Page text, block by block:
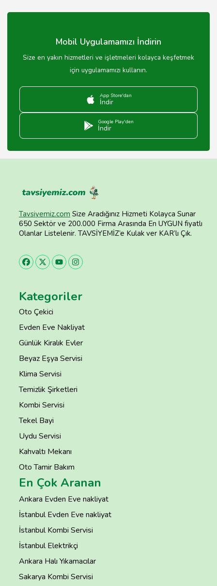
genellikle 20-50 TL arasında değişmektedir.
Mobil Uygulamamızı İndirin
Size en yakın hizmetleri ve işletmeleri kolayca keşfetmek
için uygulamamızı kullanın.
App Store'dan
İndir
Google Play'den
İndir
Tavsiyemiz.com Size Aradığınız Hizmeti Kolayca Sunar
650 Sektör ve 200.000 Firma Arasında En UYGUN fiyatlı
Olanlar Listelenir. TAVSİYEMİZ’e Kulak ver KAR’lı Çık.
Kategoriler
Oto Çekici
Evden Eve Nakliyat
Günlük Kiralık Evler
Beyaz Eşya Servisi
Klima Servisi
Temizlik Şirketleri
Kombi Servisi
Tekel Bayi
Uydu Servisi
Kahvaltı Mekanı
Oto Tamir Bakım
En Çok Aranan
Ankara Evden Eve nakliyat
İstanbul Evden Eve nakliyat
İstanbul Kombi Servisi
İstanbul Elektrikçi
Ankara Halı Yıkamacılar
Sakarya Kombi Servisi